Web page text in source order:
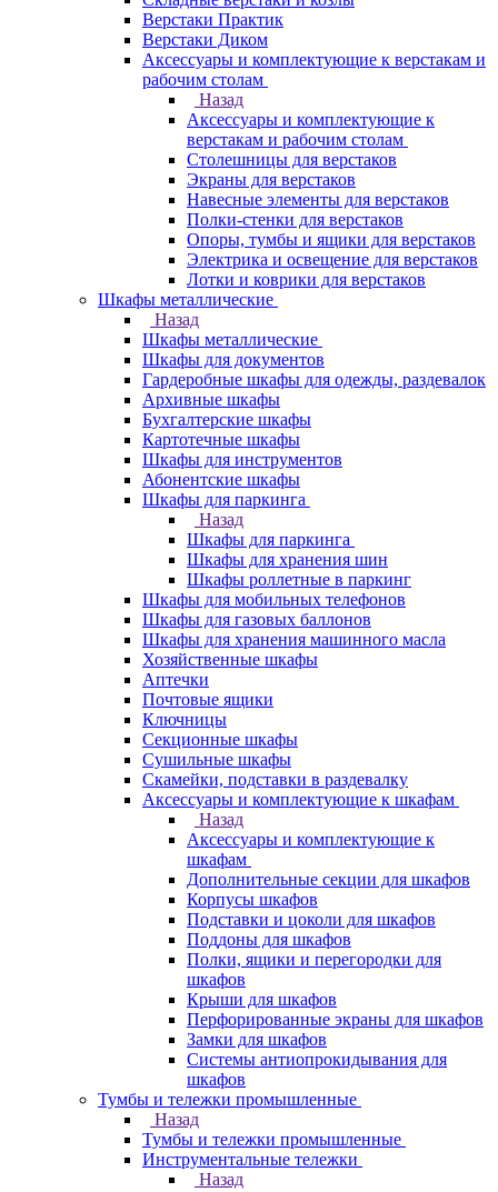
Верстаки Практик
Верстаки Диком
Аксессуары и комплектующие к верстакам и
рабочим столам
Назад
Аксессуары и комплектующие к
верстакам и рабочим столам
Столешницы для верстаков
Экраны для верстаков
Навесные элементы для верстаков
Полки-стенки для верстаков
Опоры, тумбы и ящики для верстаков
Электрика и освещение для верстаков
Лотки и коврики для верстаков
Шкафы металлические
Назад
Шкафы металлические
Шкафы для документов
Гардеробные шкафы для одежды, раздевалок
Архивные шкафы
Бухгалтерские шкафы
Картотечные шкафы
Шкафы для инструментов
Абонентские шкафы
Шкафы для паркинга
Назад
Шкафы для паркинга
Шкафы для хранения шин
Шкафы роллетные в паркинг
Шкафы для мобильных телефонов
Шкафы для газовых баллонов
Шкафы для хранения машинного масла
Хозяйственные шкафы
Аптечки
Почтовые ящики
Ключницы
Секционные шкафы
Сушильные шкафы
Скамейки, подставки в раздевалку
Аксессуары и комплектующие к шкафам
Назад
Аксессуары и комплектующие к
шкафам
Дополнительные секции для шкафов
Корпусы шкафов
Подставки и цоколи для шкафов
Поддоны для шкафов
Полки, ящики и перегородки для
шкафов
Крыши для шкафов
Перфорированные экраны для шкафов
Замки для шкафов
Системы антиопрокидывания для
шкафов
Тумбы и тележки промышленные
Назад
Тумбы и тележки промышленные
Инструментальные тележки
Назад